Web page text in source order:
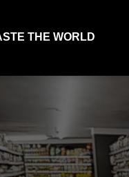
THE WORLD